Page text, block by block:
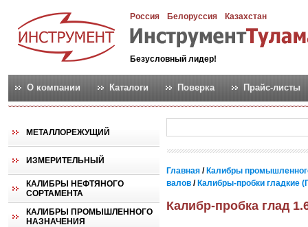
Россия Белоруссия Казахстан
Безусловный лидер!
О компании Каталоги Поверка Прайс-листы
МЕТАЛЛОРЕЖУЩИЙ
ИЗМЕРИТЕЛЬНЫЙ
КАЛИБРЫ НЕФТЯНОГО
СОРТАМЕНТА
КАЛИБРЫ ПРОМЫШЛЕННОГО
НАЗНАЧЕНИЯ
Главная / Калибры
валов / Калибры-пробки гладкие
Калибр-пробка глад